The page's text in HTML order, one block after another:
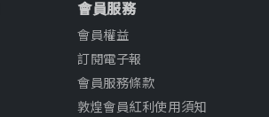
會員服務
會員權益
訂閱電子報
會員服務條款
敦煌會員紅利使用須知